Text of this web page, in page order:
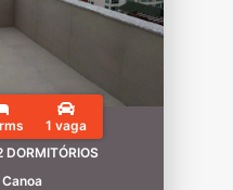
1 vaga
DORMITÓRIOS